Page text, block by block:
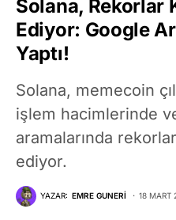
Solana, Rekorlar
Ediyor: Google
Yaptı!
Solana, memecoin
işlem hacimlerinde
aramalarında
ediyor.
YAZAR: EMRE GUNERI 18 MART